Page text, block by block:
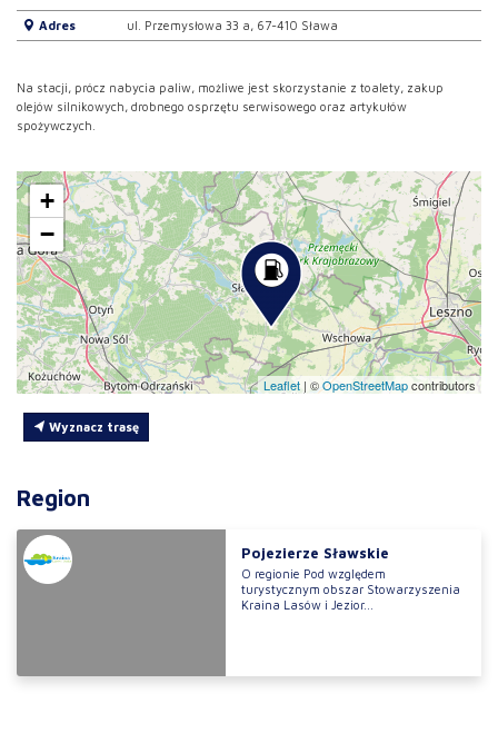
Adres ul. Przemysłowa 33 a, 67-410 Sława
Na stacji, prócz nabycia paliw, możliwe jest skorzystanie z toalety, zakup
olejów silnikowych, drobnego osprzętu serwisowego oraz artykułów
spożywczych.
+
−
Leaflet | ©OpenStreetMapcontributors
Wyznacz trasę
Region
Pojezierze Sławskie
O regionie Pod względem
turystycznym obszar Stowarzyszenia
Kraina Lasów i Jezior...